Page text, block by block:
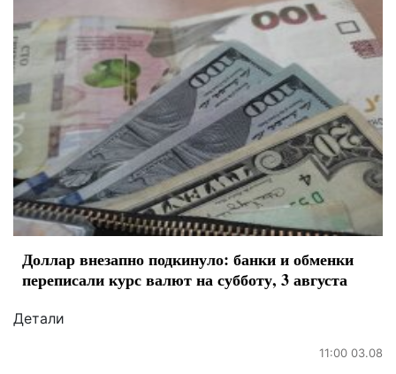
Доллар внезапно подкинуло: банки и обменки
переписали курс валют на субботу, 3 августа
Детали
11:00 03.08